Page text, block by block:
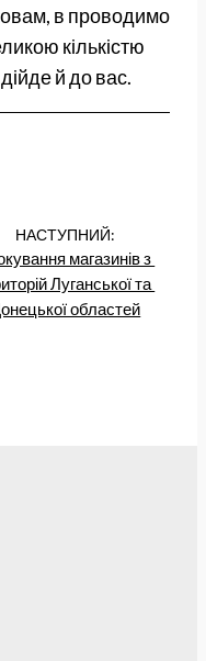
в проводимо
кількістю
й до вас.
НАСТУПНИЙ:
магазинів з
Луганської та
областей